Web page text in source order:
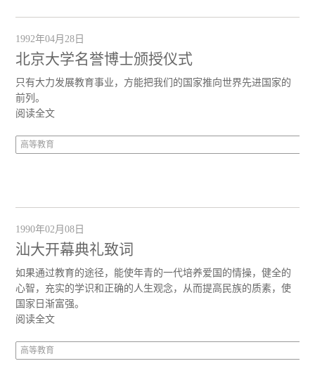
1992年04月28日
北京大学名誉博士颁授仪式
只有大力发展教育事业，方能把我们的国家推向世界先进国家的
前列。
阅读全文
高等教育
1990年02月08日
汕大开幕典礼致词
如果通过教育的途径，能使年青的一代培养爱国的情操，健全的
心智，充实的学识和正确的人生观念，从而提高民族的质素，使
国家日渐富强。
阅读全文
高等教育